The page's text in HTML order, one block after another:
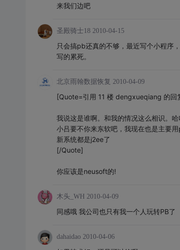
来我们边吧
圣殿骑士18 2010-04-15
只会搞pb还真的不够，最近写个小程序
写的累死。
北京雨翰数据恢复 2010-04-09
[Quote=引用 11 楼 dengxueqiang 的回
我说这是谁啊。和我的情况这么相识。哈
小吕要不你来东软吧，我现在也是主要用
新系统都是j2ee了
[/Quote]
你应该是neusoft的!
木头_WH 2010-04-09
同感哦 我公司也只有我一个人玩转PB了
dahaidao 2010-04-06